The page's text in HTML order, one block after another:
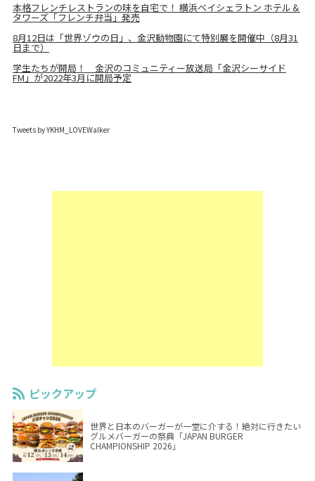
本格フレンチレストランの味を自宅で！ 横浜ベイシェラトン ホテル＆
タワーズ「フレンチ弁当」発売
8月12日は「世界ゾウの日」、金沢動物園にて特別展を開催中（8月31
日まで）
学生たちが開局！ 金沢のコミュニティー放送局「金沢シーサイド
FM」が2022年3月に開局予定
Tweets by YKHM_LOVEWalker
ピックアップ
世界と日本のバーガーが一堂に介する！絶対に行きたい
グルメバーガーの祭典「JAPAN BURGER
CHAMPIONSHIP 2026」